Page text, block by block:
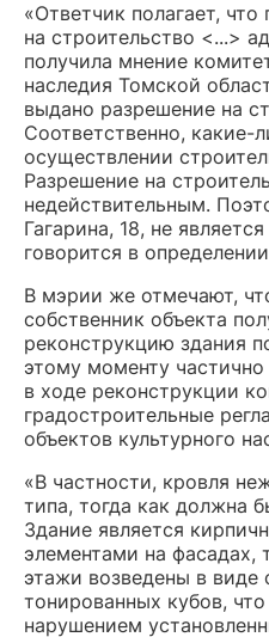
«Ответчик полагает,
на строительство <...>
получила мнение
наследия Томской
выдано разрешение на
Соответственно, какие-
осуществлении
Разрешение на
недействительным.
Гагарина, 18, не
говорится в
В мэрии же отмечают,
собственник объекта
реконструкцию здания
этому моменту
в ходе реконструкции
градостроительные
объектов культурного
«В частности, кровля
типа, тогда как должна
Здание является
элементами на фасадах,
этажи возведены в виде
тонированных кубов,
нарушением